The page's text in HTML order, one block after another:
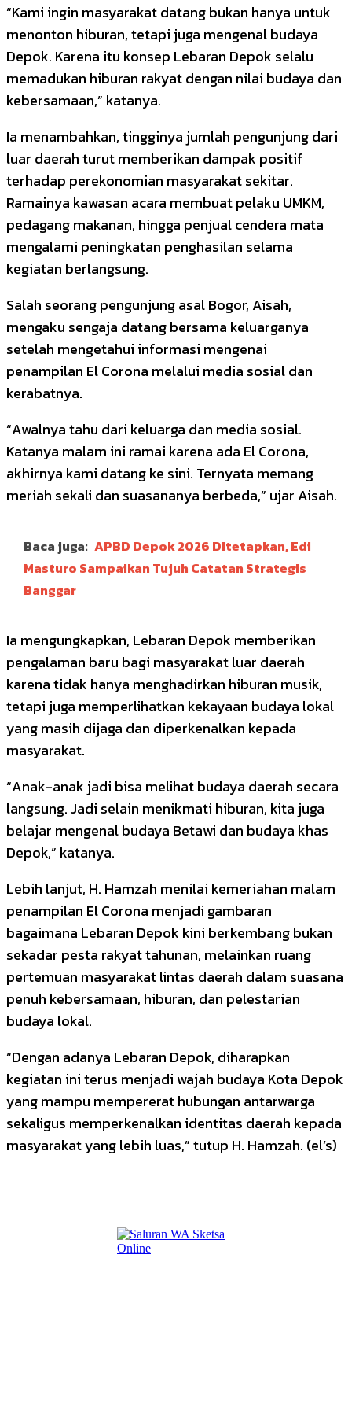
“Kami ingin masyarakat datang bukan hanya untuk
menonton hiburan, tetapi juga mengenal budaya
Depok. Karena itu konsep Lebaran Depok selalu
memadukan hiburan rakyat dengan nilai budaya dan
kebersamaan,” katanya.
Ia menambahkan, tingginya jumlah pengunjung dari
luar daerah turut memberikan dampak positif
terhadap perekonomian masyarakat sekitar.
Ramainya kawasan acara membuat pelaku UMKM,
pedagang makanan, hingga penjual cendera mata
mengalami peningkatan penghasilan selama
kegiatan berlangsung.
Salah seorang pengunjung asal Bogor, Aisah,
mengaku sengaja datang bersama keluarganya
setelah mengetahui informasi mengenai
penampilan El Corona melalui media sosial dan
kerabatnya.
“Awalnya tahu dari keluarga dan media sosial.
Katanya malam ini ramai karena ada El Corona,
akhirnya kami datang ke sini. Ternyata memang
meriah sekali dan suasananya berbeda,” ujar Aisah.
Baca juga: APBD Depok 2026 Ditetapkan, Edi
Masturo Sampaikan Tujuh Catatan Strategis
Banggar
Ia mengungkapkan, Lebaran Depok memberikan
pengalaman baru bagi masyarakat luar daerah
karena tidak hanya menghadirkan hiburan musik,
tetapi juga memperlihatkan kekayaan budaya lokal
yang masih dijaga dan diperkenalkan kepada
masyarakat.
“Anak-anak jadi bisa melihat budaya daerah secara
langsung. Jadi selain menikmati hiburan, kita juga
belajar mengenal budaya Betawi dan budaya khas
Depok,” katanya.
Lebih lanjut, H. Hamzah menilai kemeriahan malam
penampilan El Corona menjadi gambaran
bagaimana Lebaran Depok kini berkembang bukan
sekadar pesta rakyat tahunan, melainkan ruang
pertemuan masyarakat lintas daerah dalam suasana
penuh kebersamaan, hiburan, dan pelestarian
budaya lokal.
“Dengan adanya Lebaran Depok, diharapkan
kegiatan ini terus menjadi wajah budaya Kota Depok
yang mampu mempererat hubungan antarwarga
sekaligus memperkenalkan identitas daerah kepada
masyarakat yang lebih luas,” tutup H. Hamzah. (el’s)